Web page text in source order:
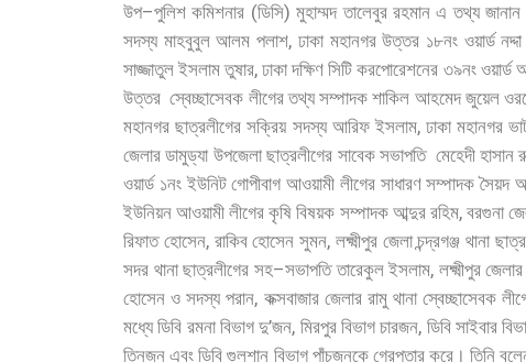
উপ–পুলিশ কমিশনার (ডিসি)মুহাম্মদ তালেবুর রহমান এ তথ্য
সদস্য মাহবুবুল আলম পলাশ, ঢাকা মহানগর উত্তর ১৮নং ওয়ার্ড নদ্দা
সাজ্জাতুল ইসলাম তুষার,ঢাকা দক্ষিণ সিটি করপোরেশনের ৩৯নং ওয়ার্ড
উত্তর স্বেচ্ছাসেবক লীগের তথ্য সম্পাদক শাকিল আহমেদ জুয়েল
মহানগর ছাত্রলীগের সক্রিয় সদস্য আরিফ ইসলাম,ঢাকা মহানগর
জেলার ডামুড্যা উপজেলা ছাত্রলীগের সাবেক সভাপতি মেহেদী হাসান
ওয়ার্ড ১নং ইউনিট গোপীবাগ আওয়ামী লীগের সাধারণ সম্পাদক সৈয়দ
ইউনিয়ন আওয়ামী লীগের কৃষি বিষয়ক সম্পাদক আব্দুর রহিম, বরগুনা
রিফাত হোসেন, রাকিব হোসেন সুমন, লক্ষ্মীপুর জেলা চন্দ্রগঞ্জ থানা
সদর থানা ছাত্রলীগের সহ–সভাপতি তারেকুল ইসলাম, লক্ষ্মীপুর জেলার
হোসেন ও সদস্য পরান, কক্সবাজার জেলার রামু থানা স্বেচ্ছাসেবক
মধ্যে ডিবি রমনা বিভাগ দু’জন, মিরপুর বিভাগ চারজন, ডিবি সাইবার
তিনজন এবং ডিবি গুলশান বিভাগ পাঁচজনকে গ্রেপ্তার করে। তিনি